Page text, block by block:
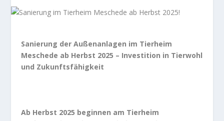
Sanierung der Außenanlagen im Tierheim
Meschede ab Herbst 2025 – Investition in Tierwohl
und Zukunftsfähigkeit
Ab Herbst 2025 beginnen am Tierheim